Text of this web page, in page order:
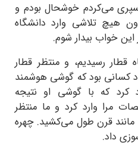
سپری می‌کردم خوشحال بودم و
هیچ تلاشی وارد دانشگاه
این خواب بیدار شوم.
رسیدیم، و منتظر قطار
کسانی بود که گوشی هوشمند
کرد که با گوشی او نتیجه
مرا وارد کرد و ما منتظر
قرن طول می‌کشید. چهره
داد.